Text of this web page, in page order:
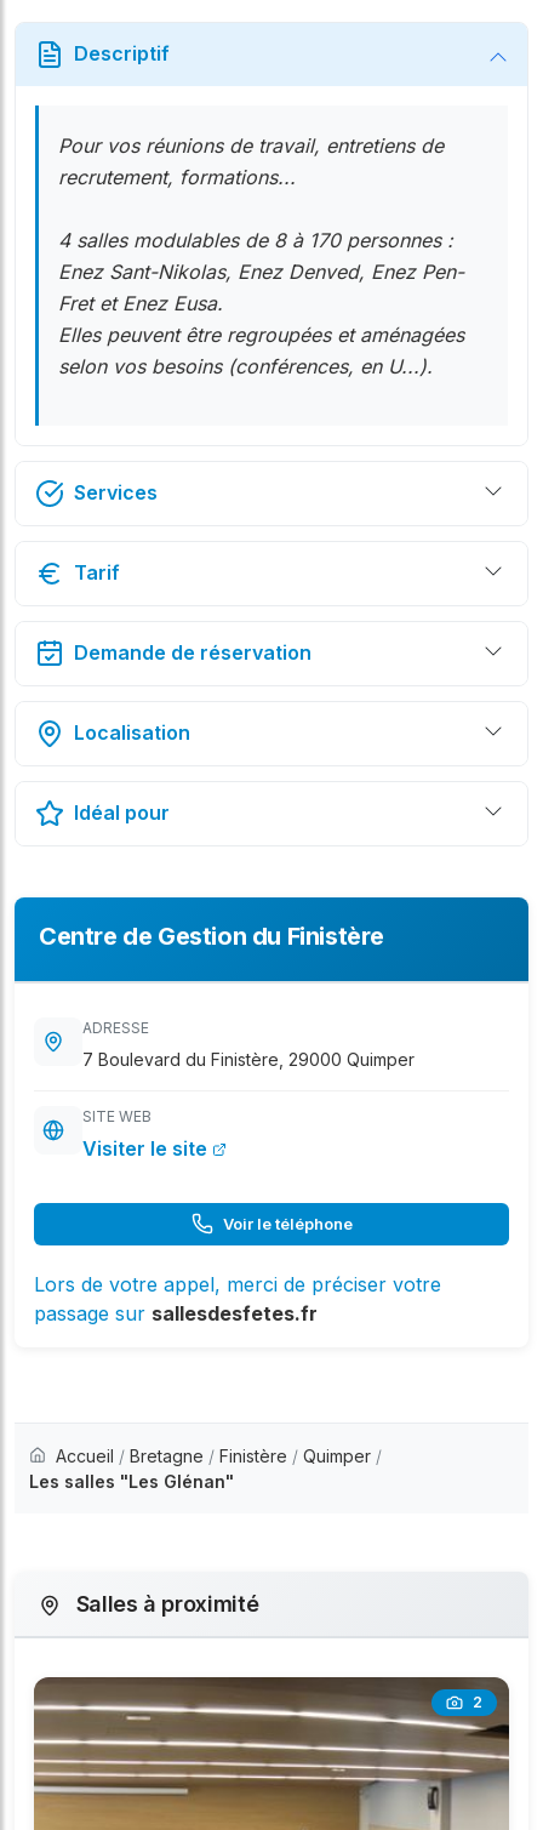
Descriptif
Pour vos réunions de travail, entretiens de
recrutement, formations...
4 salles modulables de 8 à 170 personnes :
Enez Sant-Nikolas, Enez Denved, Enez Pen-
Fret et Enez Eusa.
Elles peuvent être regroupées et aménagées
selon vos besoins (conférences, en U...).
Services
Tarif
Demande de réservation
Localisation
Idéal pour
Centre de Gestion du Finistère
ADRESSE
7 Boulevard du Finistère, 29000 Quimper
SITE WEB
Visiter le site
Voir le téléphone
Lors de votre appel, merci de préciser votre
passage sur sallesdesfetes.fr
Accueil / Bretagne / Finistère / Quimper /
Les salles "Les Glénan"
Salles à proximité
2